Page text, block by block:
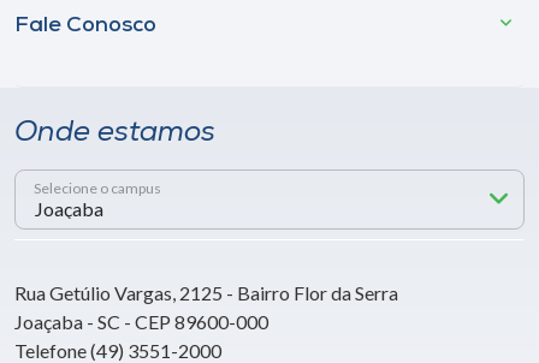
Fale Conosco
Onde estamos
Selecione o campus
Rua Getúlio Vargas, 2125 - Bairro Flor da Serra
Joaçaba - SC - CEP 89600-000
Telefone (49) 3551-2000